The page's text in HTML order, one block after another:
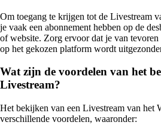
Om toegang te krijgen tot de Livestream
je vaak een abonnement hebben op de
of website. Zorg ervoor dat je van
op het gekozen platform wordt
Wat zijn de voordelen van het
Livestream?
Het bekijken van een Livestream van het
verschillende voordelen, waaronder: